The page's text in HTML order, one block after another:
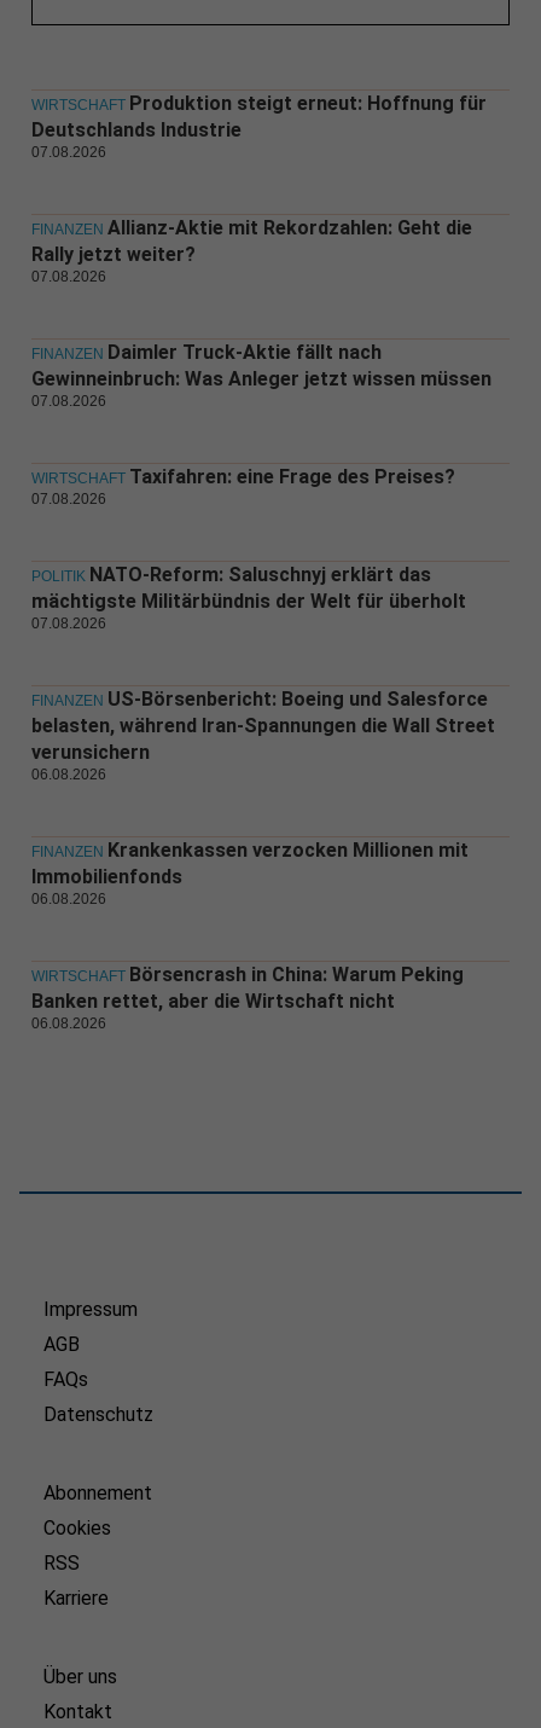
WIRTSCHAFT Produktion steigt erneut: Hoffnung für
Deutschlands Industrie
07.08.2026
FINANZEN Allianz-Aktie mit Rekordzahlen: Geht die
Rally jetzt weiter?
07.08.2026
FINANZEN Daimler Truck-Aktie fällt nach
Gewinneinbruch: Was Anleger jetzt wissen müssen
07.08.2026
WIRTSCHAFT Taxifahren: eine Frage des Preises?
07.08.2026
POLITIK NATO-Reform: Saluschnyj erklärt das
mächtigste Militärbündnis der Welt für überholt
07.08.2026
FINANZEN US-Börsenbericht: Boeing und Salesforce
belasten, während Iran-Spannungen die Wall Street
verunsichern
06.08.2026
FINANZEN Krankenkassen verzocken Millionen mit
Immobilienfonds
06.08.2026
WIRTSCHAFT Börsencrash in China: Warum Peking
Banken rettet, aber die Wirtschaft nicht
06.08.2026
Impressum
AGB
FAQs
Datenschutz
Abonnement
Cookies
RSS
Karriere
Über uns
Kontakt